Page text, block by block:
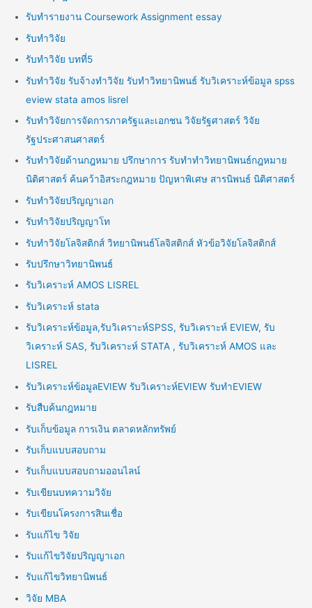
รับทำรายงาน Coursework Assignment essay
รับทำวิจัย
รับทำวิจัย บทที่5
รับทำวิจัย รับจ้างทำวิจัย รับทำวิทยานิพนธ์ รับวิเคราะห์ข้อมูล spss
eview stata amos lisrel
รับทำวิจัยการจัดการภาครัฐและเอกชน วิจัยรัฐศาสตร์ วิจัย
รัฐประศาสนศาสตร์
รับทำวิจัยด้านกฎหมาย ปรึกษาการ รับทำทำวิทยานิพนธ์กฎหมาย
นิติศาสตร์ ค้นคว้าอิสระกฎหมาย ปัญหาพิเศษ สารนิพนธ์ นิติศาสตร์
รับทำวิจัยปริญญาเอก
รับทำวิจัยปริญญาโท
รับทำวิจัยโลจิสติกส์ วิทยานิพนธ์โลจิสติกส์ หัวข้อวิจัยโลจิสติกส์
รับปรึกษาวิทยานิพนธ์
รับวิเคราะห์ AMOS LISREL
รับวิเคราะห์ stata
รับวิเคราะห์ข้อมูล,รับวิเคราะห์SPSS, รับวิเคราะห์ EVIEW, รับ
วิเคราะห์ SAS, รับวิเคราะห์ STATA , รับวิเคราะห์ AMOS และ
LISREL
รับวิเคราะห์ข้อมูลEVIEW รับวิเคราะห์EVIEW รับทำEVIEW
รับสืบค้นกฎหมาย
รับเก็บข้อมูล การเงิน ตลาดหลักทรัพย์
รับเก็บแบบสอบถาม
รับเก็บแบบสอบถามออนไลน์
รับเขียนบทความวิจัย
รับเขียนโครงการสินเชื่อ
รับแก้ไข วิจัย
รับแก้ไขวิจัยปริญญาเอก
รับแก้ไขวิทยานิพนธ์
วิจัย MBA